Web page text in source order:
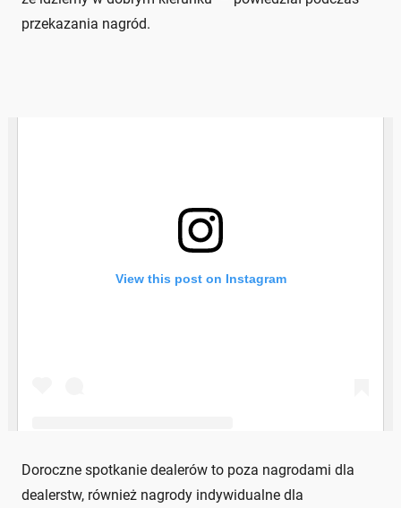
przekazania nagród.
Doroczne spotkanie dealerów to poza nagrodami dla
dealerstw, również nagrody indywidualne dla